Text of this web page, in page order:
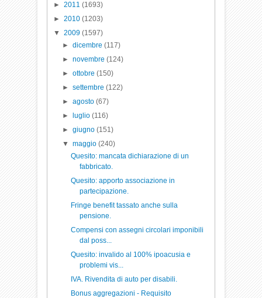
►2011(1693)
►2010(1203)
▼2009(1597)
► dicembre (117)
► novembre (124)
► ottobre (150)
► settembre (122)
► agosto (67)
►
luglio (116)
► giugno (151)
▼ maggio (240)
Quesito: mancata dichiarazione di un
fabbricato.
Quesito: apporto associazione in
partecipazione.
Fringe benefit tassato anche sulla
pensione.
Compensi con assegni circolari imponibili
dal poss...
Quesito: invalido al 100% ipoacusia e
problemi vis...
IVA. Rivendita di auto per disabili.
Bonus aggregazioni - Requisito